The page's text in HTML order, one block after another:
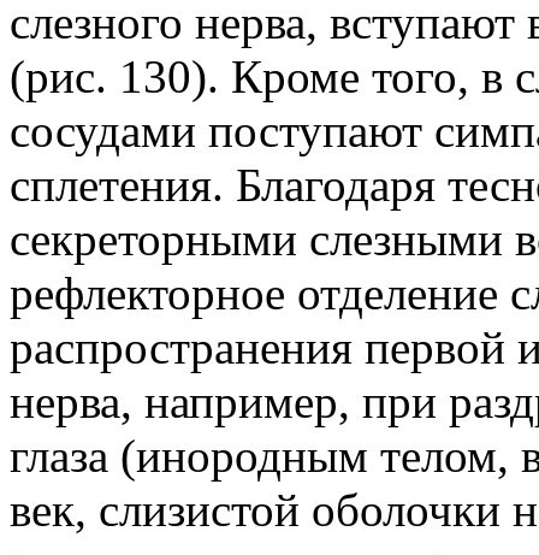
слезного нерва,
(рис. 130). Кроме того, в
сосудами поступают
сплетения. Благодаря
секреторными слезными
рефлекторное отделение
распространения первой
нерва, например, при
глаза (инородным телом,
век, слизистой оболочки